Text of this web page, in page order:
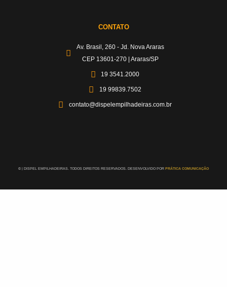
CONTATO
Av. Brasil, 260 - Jd. Nova Araras
CEP 13601-270 | Araras/SP
19 3541.2000
19 99839.7502
contato@dispelempilhadeiras.com.br
© | DISPEL EMPILHADEIRAS. TODOS DIREITOS RESERVADOS. DESENVOLVIDO POR PRÁTICA COMUNICAÇÃO